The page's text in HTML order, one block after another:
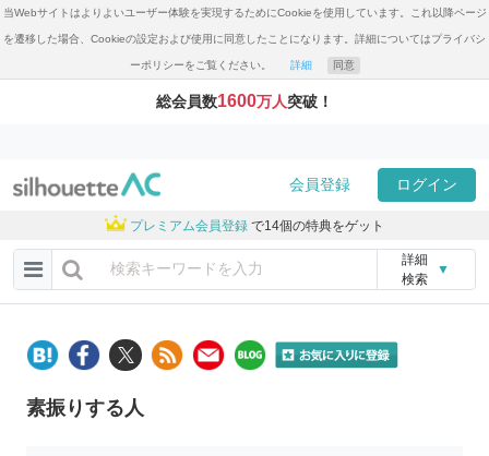
当Webサイトはよりよいユーザー体験を実現するためにCookieを使用しています。これ以降ページ
を遷移した場合、Cookieの設定および使用に同意したことになります。詳細についてはプライバシ
ーポリシーをご覧ください。 詳細 同意
総会員数1600万人突破！
会員登録 ログイン
プレミアム会員登録 で14個の特典をゲット
詳細
検索
▼
素振りする人